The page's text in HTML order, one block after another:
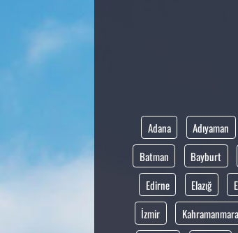
Adana Adıyaman
Batman
Bayburt
Edirne
Elazığ
İzmir